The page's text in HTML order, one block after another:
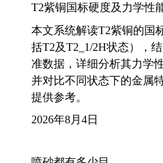
T2紫铜国标硬度及力学性
本文系统解读T2紫铜的国
括T2及T2_1/2H状态），
准数据，详细分析其力学
并对比不同状态下的金属
提供参考。
2026年8月4日